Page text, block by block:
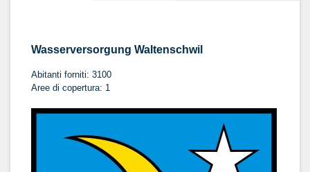
Wasserversorgung Waltenschwil
Abitanti forniti: 3100
Aree di copertura: 1